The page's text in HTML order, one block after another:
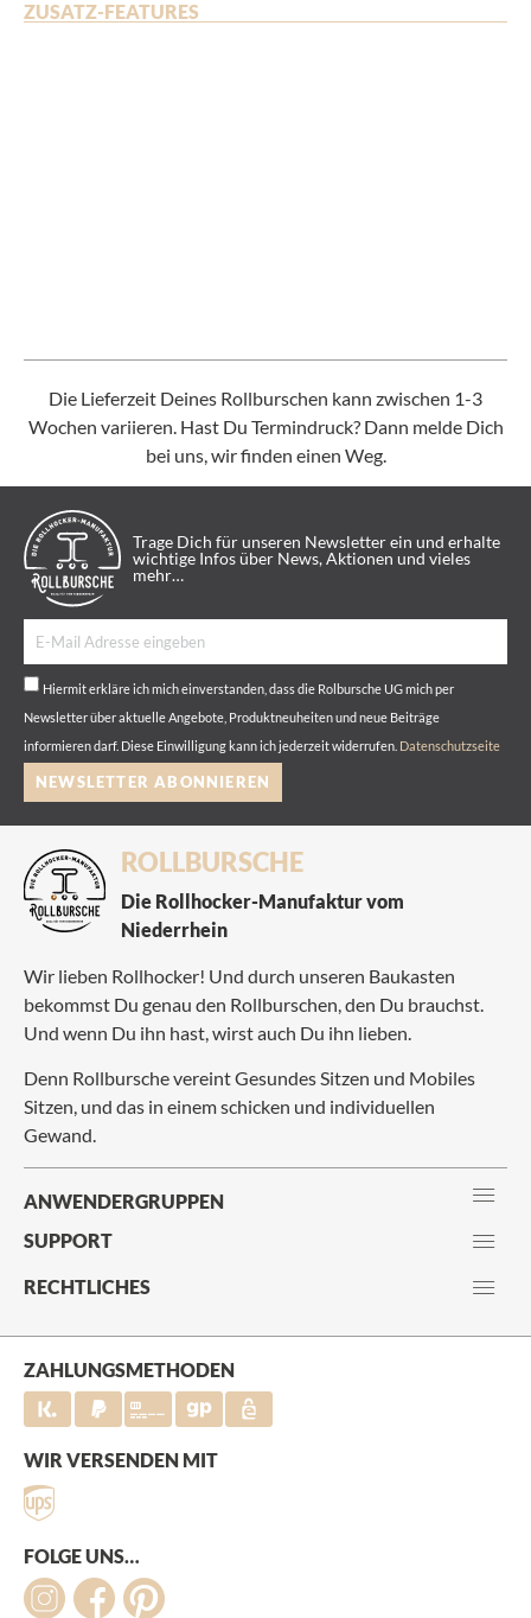
ZUSATZ-FEATURES
Die Lieferzeit Deines Rollburschen kann zwischen 1-3
Wochen variieren. Hast Du Termindruck? Dann melde Dich
bei uns, wir finden einen Weg.
Trage Dich für unseren Newsletter ein und erhalte
wichtige Infos über News, Aktionen und vieles
mehr…
Hiermit erkläre ich mich einverstanden, dass die Rolbursche UG mich per
Newsletter über aktuelle Angebote, Produktneuheiten und neue Beiträge
informieren darf. Diese Einwilligung kann ich jederzeit widerrufen. Datenschutzseite
NEWSLETTER ABONNIEREN
ROLLBURSCHE
Die Rollhocker-Manufaktur vom
Niederrhein
Wir lieben Rollhocker! Und durch unseren Baukasten
bekommst Du genau den Rollburschen, den Du brauchst.
Und wenn Du ihn hast, wirst auch Du ihn lieben.
Denn Rollbursche vereint Gesundes Sitzen und Mobiles
Sitzen, und das in einem schicken und individuellen
Gewand.
ANWENDERGRUPPEN
SUPPORT
RECHTLICHES
ZAHLUNGSMETHODEN
WIR VERSENDEN MIT
FOLGE UNS…